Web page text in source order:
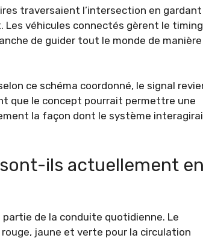
traversaient l’intersection en gardant
véhicules connectés gèrent le timing
de guider tout le monde de manière
ce schéma coordonné, le signal
que le concept pourrait permettre une
la façon dont le système
ils actuellement en
de la conduite quotidienne. Le
jaune et verte pour la circulation